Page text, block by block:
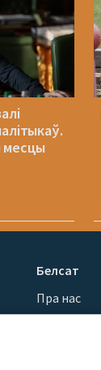
месцы
Белсат
Пра нас
Кантакты